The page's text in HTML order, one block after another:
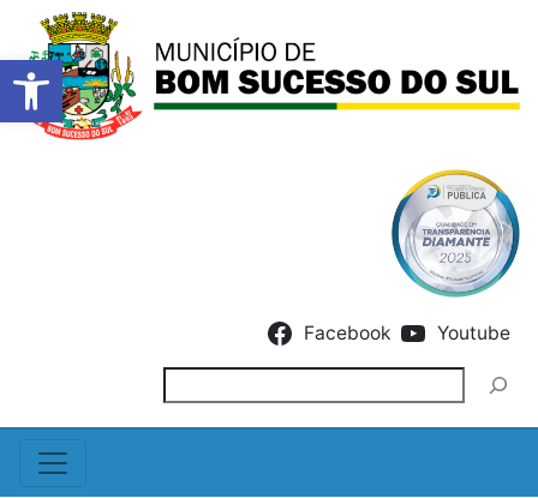
Barra de Ferramentas
Facebook Youtube